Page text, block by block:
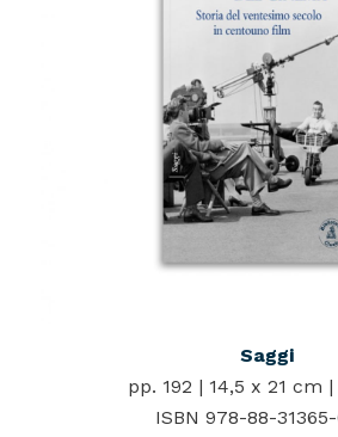
Saggi
pp. 192 | 14,5 x 21 cm
ISBN 978-88-